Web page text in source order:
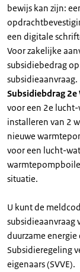
bewijs kan zijn:
een digitale
Voor zakelijke
subsidiebedrag
subsidieaanvraag.
Subsidiebdrag
voor een 2e
installeren van 2
nieuwe
voor een lucht-
situatie.
U kunt de
subsidieaanvraag
duurzame energie
Subsidieregeling
eigenaars (SVVE).